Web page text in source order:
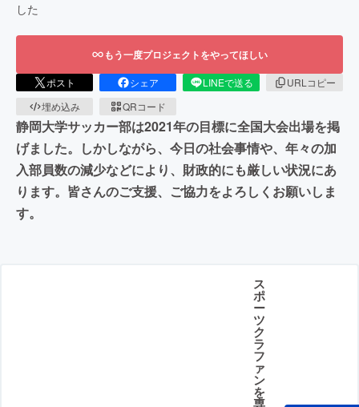
した
もう一度プロジェクトをやってほしい
ポスト シェア LINEで送る
URLコピー
埋め込み
QRコード
静岡大学サッカー部は2021年の目標に全国大会出場を掲
げました。しかしながら、今日の社会事情や、年々の加
入部員数の減少などにより、財政的にも厳しい状況にあ
ります。皆さんのご支援、ご協力をよろしくお願いしま
す。
ス
ポ
ー
ツ
ク
ラ
フ
ァ
ン
を